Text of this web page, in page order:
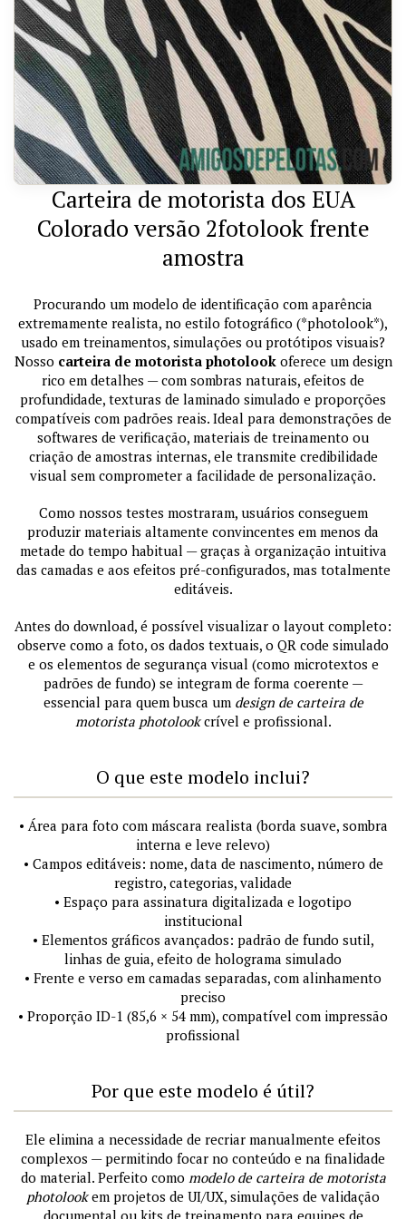
Carteira de motorista dos EUA
Colorado versão 2fotolook frente
amostra
Procurando um modelo de identificação com aparência
extremamente realista, no estilo fotográfico (*photolook*),
usado em treinamentos, simulações ou protótipos visuais?
Nosso carteira de motorista photolookoferece um design
rico em detalhes — com sombras naturais, efeitos de
profundidade, texturas de laminado simulado e proporções
compatíveis com padrões reais. Ideal para demonstrações de
softwares de verificação, materiais de treinamento ou
criação de amostras internas, ele transmite credibilidade
visual sem comprometer a facilidade de personalização.
Como nossos testes mostraram, usuários conseguem
produzir materiais altamente convincentes em menos da
metade do tempo habitual — graças à organização intuitiva
das camadas e aos efeitos pré-configurados, mas totalmente
editáveis.
Antes do download, é possível visualizar o layout completo:
observe como a foto, os dados textuais, o QR code simulado
e os elementos de segurança visual (como microtextos e
padrões de fundo) se integram de forma coerente —
essencial para quem busca um design de carteira de
motorista photolookcrível e profissional.
O que este modelo inclui?
• Área para foto com máscara realista (borda suave, sombra
interna e leve relevo)
• Campos editáveis: nome, data de nascimento, número de
registro, categorias, validade
• Espaço para assinatura digitalizada e logotipo
institucional
• Elementos gráficos avançados: padrão de fundo sutil,
linhas de guia, efeito de holograma simulado
• Frente e verso em camadas separadas, com alinhamento
preciso
• Proporção ID-1 (85,6 × 54 mm), compatível com impressão
profissional
Por que este modelo é útil?
Ele elimina a necessidade de recriar manualmente efeitos
complexos — permitindo focar no conteúdo e na finalidade
do material. Perfeito como modelo de carteira de motorista
photolookem projetos de UI/UX, simulações de validação
documental ou kits de treinamento para equipes de